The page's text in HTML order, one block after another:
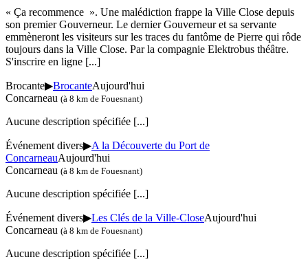
« Ça recommence ». Une malédiction frappe la Ville Close depuis
son premier Gouverneur. Le dernier Gouverneur et sa servante
emmèneront les visiteurs sur les traces du fantôme de Pierre qui rôde
toujours dans la Ville Close. Par la compagnie Elektrobus théâtre.
S'inscrire en ligne [...]
Brocante▶BrocanteAujourd'hui
Concarneau (à 8 km de Fouesnant)
Aucune description spécifiée [...]
Événement divers▶A la Découverte du Port de
ConcarneauAujourd'hui
Concarneau (à 8 km de Fouesnant)
Aucune description spécifiée [...]
Événement divers▶Les Clés de la Ville-CloseAujourd'hui
Concarneau (à 8 km de Fouesnant)
Aucune description spécifiée [...]